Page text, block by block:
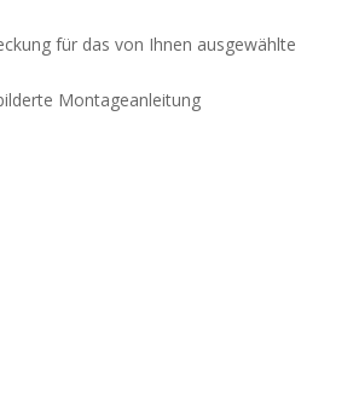
für das von Ihnen ausgewählte
Montageanleitung